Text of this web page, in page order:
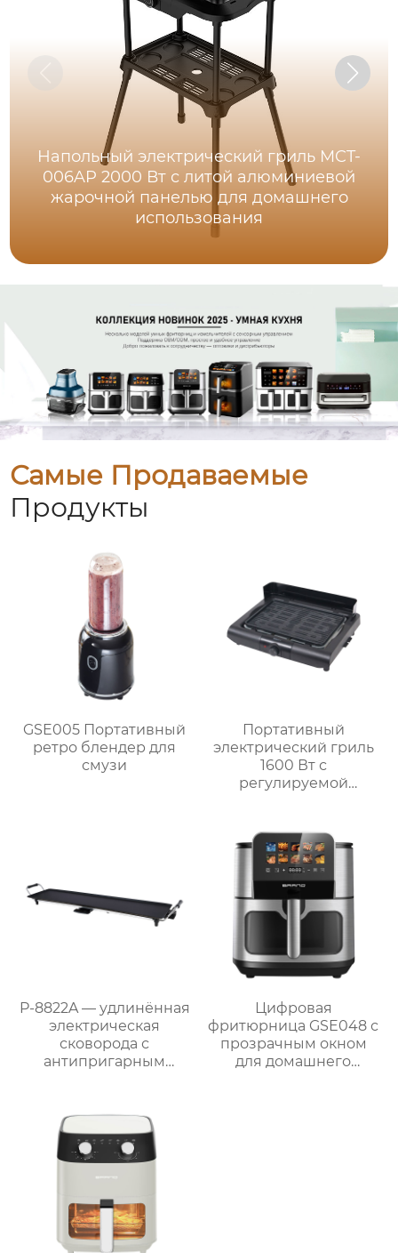
Напольный электрический гриль MCT-
006AP 2000 Вт с литой алюминиевой
жарочной панелью для домашнего
использования
Самые Продаваемые
Продукты
GSE005 Портативный
ретро блендер для
смузи
Портативный
электрический гриль
1600 Вт с
регулируемой
автоматического
отключения MCT-005P
P-8822A — удлинённая
электрическая
сковорода с
антипригарным
съёмным поддоном
для жира
Цифровая
фритюрница GSE048 с
прозрачным окном
для домашнего